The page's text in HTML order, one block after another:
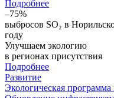
Подробнее
–75%
выбросов SO₂ в
году
Улучшаем экологию
в регионах присутствия
Подробнее
Развитие
Экологическая программа